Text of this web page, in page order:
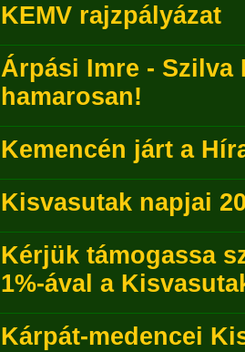
KEMV rajzpályázat
Árpási Imre - Szilva
hamarosan!
Kemencén járt a
Kisvasutak napjai
Kérjük támogassa
1%-ával a
Kárpát-medencei